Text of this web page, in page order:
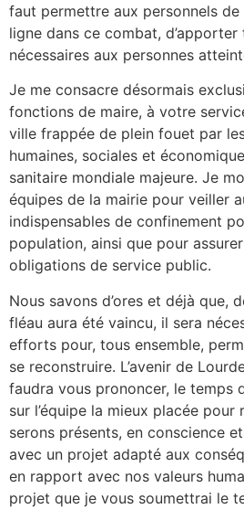
faut permettre aux personnels de
ligne dans ce combat, d’apporter
nécessaires aux personnes
Je me consacre désormais
fonctions de maire, à votre
ville frappée de plein fouet par
humaines, sociales et
sanitaire mondiale majeure. Je
équipes de la mairie pour veiller
indispensables de confinement
population, ainsi que pour
obligations de service public.
Nous savons d’ores et déjà que,
fléau aura été vaincu, il sera
efforts pour, tous ensemble,
se reconstruire. L’avenir de
faudra vous prononcer, le temps
sur l’équipe la mieux placée
serons présents, en conscience
avec un projet adapté aux
en rapport avec nos valeurs
projet que je vous soumettrai le